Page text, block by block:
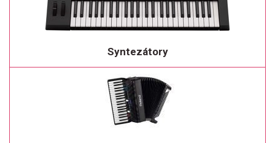
Syntezátory